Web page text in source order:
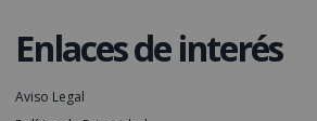
Enlaces de interés
Aviso Legal